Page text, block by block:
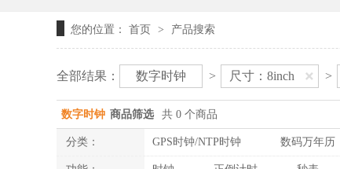
您的位置： 首页 > 产品搜索
全部结果： 数字时钟 > 尺寸：8inch >
数字时钟 商品筛选 共 0 个商品
分类： GPS时钟/NTP时钟 数码万年历